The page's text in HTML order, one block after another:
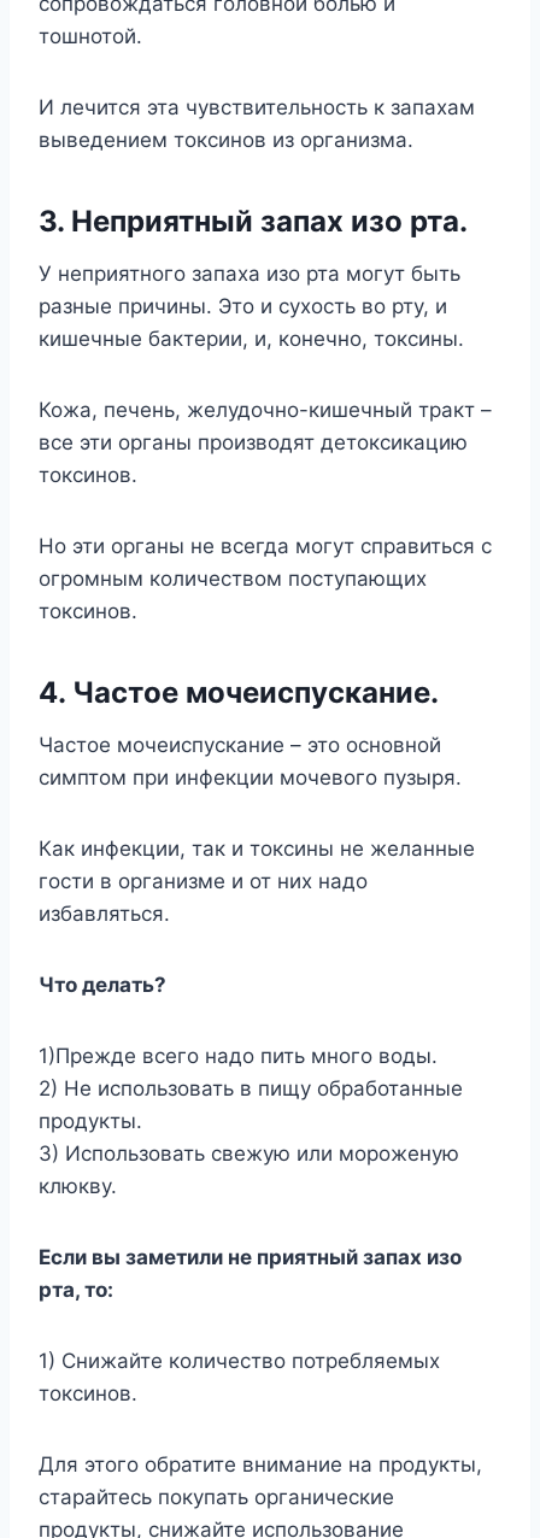
тошнотой.
И лечится эта чувствительность к запахам
выведением токсинов из организма.
3. Неприятный запах изо рта.
У неприятного запаха изо рта могут быть
разные причины. Это и сухость во рту, и
кишечные бактерии, и, конечно, токсины.
Кожа, печень, желудочно-кишечный тракт –
все эти органы производят детоксикацию
токсинов.
Но эти органы не всегда могут справиться с
огромным количеством поступающих
токсинов.
4. Частое мочеиспускание.
Частое мочеиспускание – это основной
симптом при инфекции мочевого пузыря.
Как инфекции, так и токсины не желанные
гости в организме и от них надо
избавляться.
Что делать?
1)Прежде всего надо пить много воды.
2) Не использовать в пищу обработанные
продукты.
3) Использовать свежую или мороженую
клюкву.
Если вы заметили не приятный запах изо
рта, то:
1) Снижайте количество потребляемых
токсинов.
Для этого обратите внимание на продукты,
старайтесь покупать органические
продукты, снижайте использование